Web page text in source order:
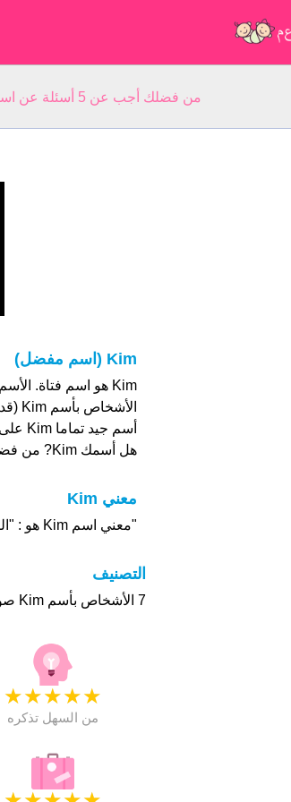
من فضلك أجب عن 5 أسئلة عن اسمك الأول: اسمك هو:
Kim (اسم مفضل)
أسم جيد تماما Kim على قمة 1000 اسم اكثر شيوعا علي الفايسبوك يستحوذ على 58
هل أسمك Kim? من فضلك اجب على
معني Kim
"معني اسم Kim هو : "الرب يركز على
التصنيف
7 الأشخاص بأسم Kim صوت على اسمائهم . من فضلك
★
★
★
★
★
من السهل تذكره